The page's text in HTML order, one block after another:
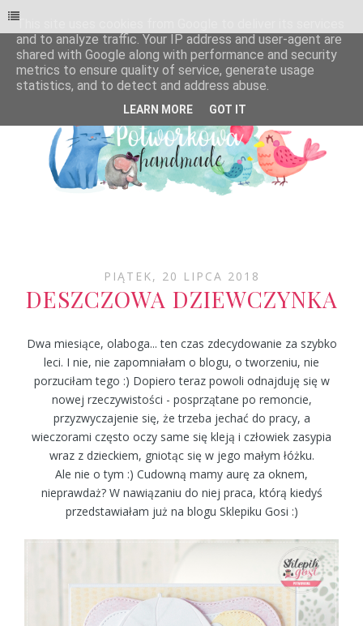
PIĄTEK, 20 LIPCA 2018
DESZCZOWA DZIEWCZYNKA
Dwa miesiące, olaboga... ten czas zdecydowanie za szybko
leci. I nie, nie zapomniałam o blogu, o tworzeniu, nie
porzuciłam tego :) Dopiero teraz powoli odnajduję się w
nowej rzeczywistości - posprzątane po remoncie,
przyzwyczajenie się, że trzeba jechać do pracy, a
wieczorami często oczy same się kleją i człowiek zasypia
wraz z dzieckiem, gniotąc się w jego małym łóżku.
Ale nie o tym :) Cudowną mamy aurę za oknem,
nieprawdaż? W nawiązaniu do niej praca, którą kiedyś
przedstawiałam już na blogu Sklepiku Gosi :)
This site uses cookies from Google to deliver its services
and to analyze traffic. Your IP address and user-agent are
shared with Google along with performance and security
metrics to ensure quality of service, generate usage
statistics, and to detect and address abuse.
LEARN MORE GOT IT